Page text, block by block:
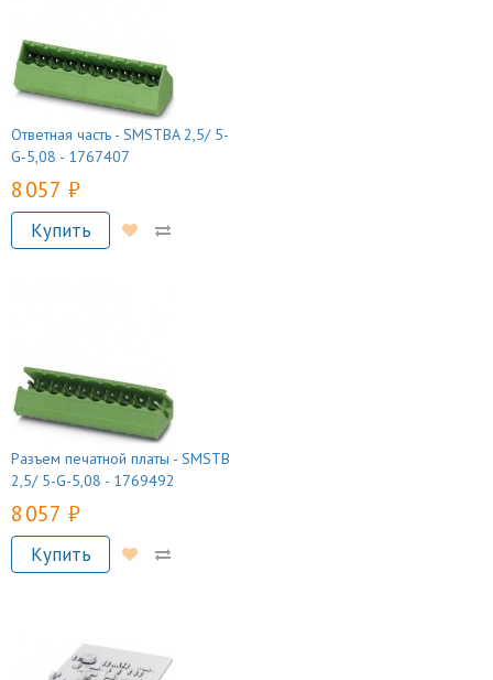
Ответная часть - SMSTBA 2,5/ 5-
G-5,08 - 1767407
8 057 руб.
Купить
Разъем печатной платы - SMSTB
2,5/ 5-G-5,08 - 1769492
8 057 руб.
Купить